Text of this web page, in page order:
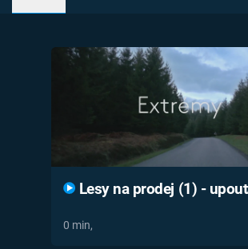
TV Program
Časopis
Přihlášení
Sledujte nás Lesy na prodej (1) -
0 min,